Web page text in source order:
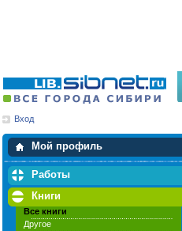
Вход
Мой профиль
Мои закладки
Работы
Книги
Все книги
Другое